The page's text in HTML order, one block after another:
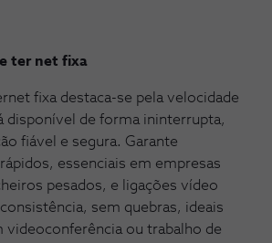
ter net fixa
fixa destaca-se pela velocidade
disponível de forma ininterrupta,
fiável e segura. Garante
essenciais em empresas
pesados, e ligações vídeo
sem quebras, ideais
videoconferência ou trabalho de